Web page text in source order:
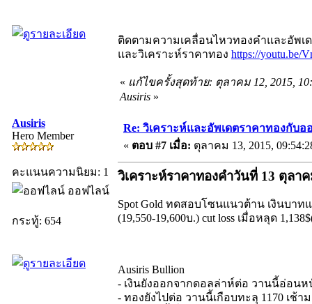
ติดตามความเคลื่อนไหวทองคำและอัพเ
และวิเคราะห์ราคาทอง https://youtu.be/
« แก้ไขครั้งสุดท้าย: ตุลาคม 12, 2015,
Ausiris »
Ausiris
Hero Member
คะแนนความนิยม: 1
ออฟไลน์
กระทู้: 654
Re: วิเคราะห์และอัพเดตราคาทองกับ
« ตอบ #7 เมื่อ: ตุลาคม 13, 2015,
วิเคราะห์ราคาทองคำวันที่ 13 ตุลา
Spot Gold ทดสอบโซนแนวต้าน เงินบาทแ
(19,550-19,600บ.) cut loss เมื่อหลุด
Ausiris Bullion
- เงินยังออกจากดอลล่าห์ต่อ วานนี้อ่อน
- ทองยังไปต่อ วานนี้เกือบทะลุ 1170 เช้